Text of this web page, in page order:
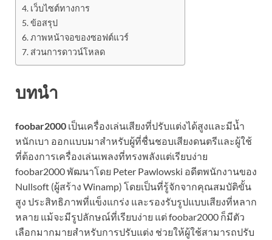
เว็บไซต์ทางการ
ข้อสรุป
ภาพหน้าจอของซอฟต์แวร์
ส่วนการดาวน์โหลด
บทนำ
foobar2000 เป็นเครื่องเล่นเสียงที่ปรับแต่งได้สูงและมีน้ำ
หนักเบา ออกแบบมาสำหรับผู้ที่ชื่นชอบเสียงดนตรีและผู้ใช้
ที่ต้องการเครื่องเล่นเพลงที่ทรงพลังแต่เรียบง่าย
foobar2000 พัฒนาโดย Peter Pawlowski อดีตพนักงานของ
Nullsoft (ผู้สร้าง Winamp) โดยเป็นที่รู้จักจากคุณสมบัติขั้น
สูง ประสิทธิภาพที่แข็งแกร่ง และรองรับรูปแบบเสียงที่หลาก
หลาย แม้จะมีรูปลักษณ์ที่เรียบง่าย แต่ foobar2000 ก็มีตัว
เลือกมากมายสำหรับการปรับแต่ง ช่วยให้ผู้ใช้สามารถปรับ